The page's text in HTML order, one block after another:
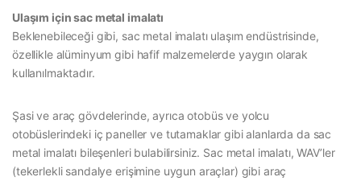
Ulaşım için sac metal imalatı
Beklenebileceği gibi, sac metal imalatı ulaşım endüstrisinde,
özellikle alüminyum gibi hafif malzemelerde yaygın olarak
kullanılmaktadır.
Şasi ve araç gövdelerinde, ayrıca otobüs ve yolcu
otobüslerindeki iç paneller ve tutamaklar gibi alanlarda da sac
metal imalatı bileşenleri bulabilirsiniz. Sac metal imalatı, WAV’ler
(tekerlekli sandalye erişimine uygun araçlar) gibi araç